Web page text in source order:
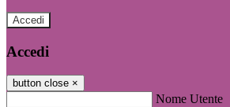
Accedi
Accedi
button close ×
Nome Utente